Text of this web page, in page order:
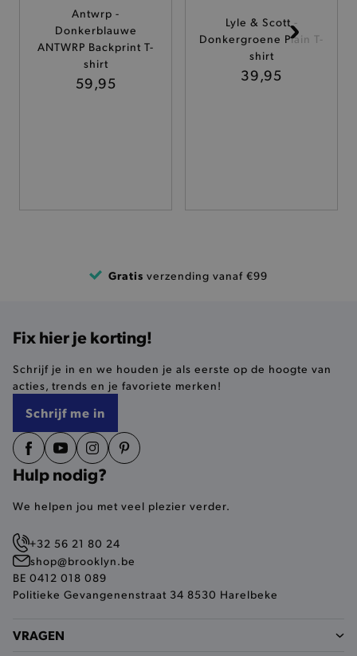
Antwrp -
Donkerblauwe
ANTWRP Backprint T-
shirt
59,95
Lyle & Scott -
Donkergroene Plain T-
shirt
39,95
Gratis verzending vanaf €99
Fix hier je korting!
Schrijf je in en we houden je als eerste op de hoogte van
acties, trends en je favoriete merken!
Schrijf me in
Hulp nodig?
We helpen jou met veel plezier verder.
+32 56 21 80 24
shop@brooklyn.be
BE 0412 018 089
Politieke Gevangenenstraat 34 8530 Harelbeke
VRAGEN
FUNCTIONALITEIT
analytische en functionele cookies vullen hun
product-added-modal
.brooklyn.be
pickupStoreVal
pickupAddress
product-out-of-stock-modal